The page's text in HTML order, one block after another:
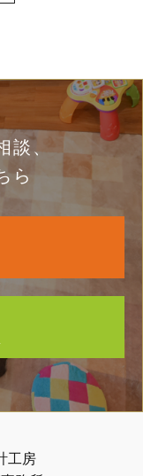
談、
ら
工房